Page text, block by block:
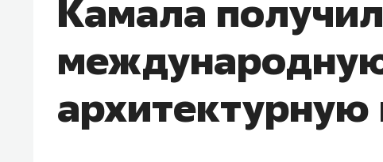
Камала получил